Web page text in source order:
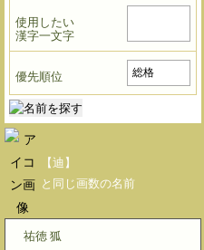
使用したい
漢字一文字
優先順位
【迪】
と同じ画数の名前
祐徳 狐